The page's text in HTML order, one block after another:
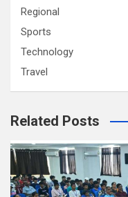
Regional
Sports
Technology
Travel
Related Posts